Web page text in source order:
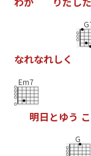
なれなれしく
Em7
明日 とゆう こ
G